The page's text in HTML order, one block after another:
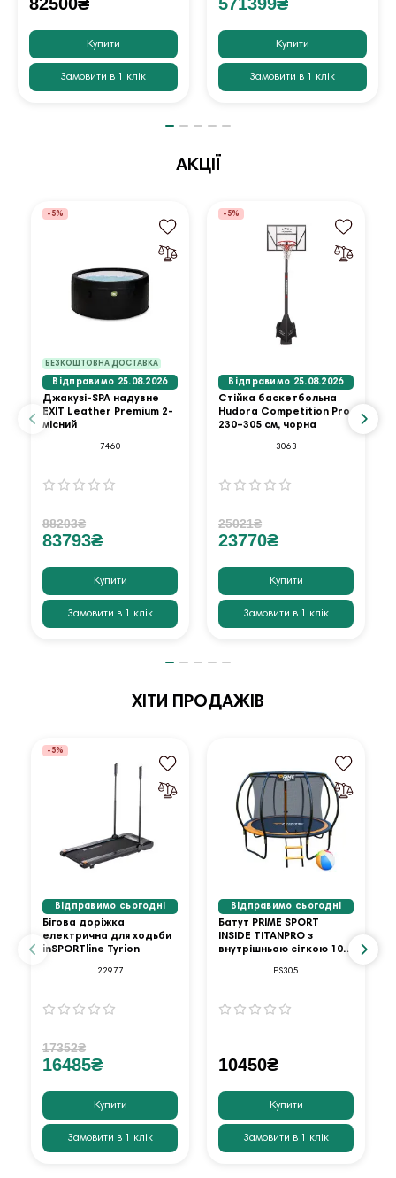
Купити
Замовити в 1 клік
Купити
Замовити в 1 клік
АКЦІЇ
БЕЗКОШТОВНА ДОСТАВКА
-5%
Відправимо 25.08.2026
Джакузі-SPA надувне
EXIT Leather Premium 2-
місний
7460
88203₴
83793₴
Купити
Замовити в 1 клік
-5%
Відправимо 25.08.2026
Стійка баскетбольна
Hudora Competition Pro
230–305 см, чорна
3063
25021₴
23770₴
Купити
Замовити в 1 клік
ХІТИ ПРОДАЖІВ
-5%
Відправимо сьогодні
Бігова доріжка
електрична для ходьби
inSPORTline Tyrion
22977
17352₴
16485₴
Купити
Замовити в 1 клік
Відправимо сьогодні
Батут PRIME SPORT
INSIDE TITANPRO з
внутрішньою сіткою 10
PS305
10450₴
Купити
Замовити в 1 клік